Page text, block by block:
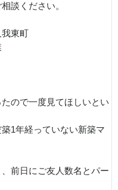
談ください。
我東町
ので一度見てほしいとい
1年経っていない新築マ
前日にご友人数名とパー